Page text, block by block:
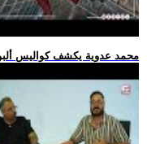
.. محمد عدوية يكشف كواليس